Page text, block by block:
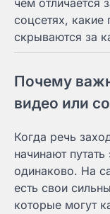
соцсетях,
скрываются за
Почему
видео или
Когда речь
начинают
одинаково. На
есть свои
которые могут